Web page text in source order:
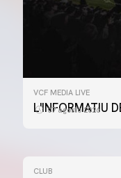
VCF MEDIA LIVE
L'INFORMATIU
07 agosto 2026
CLUB